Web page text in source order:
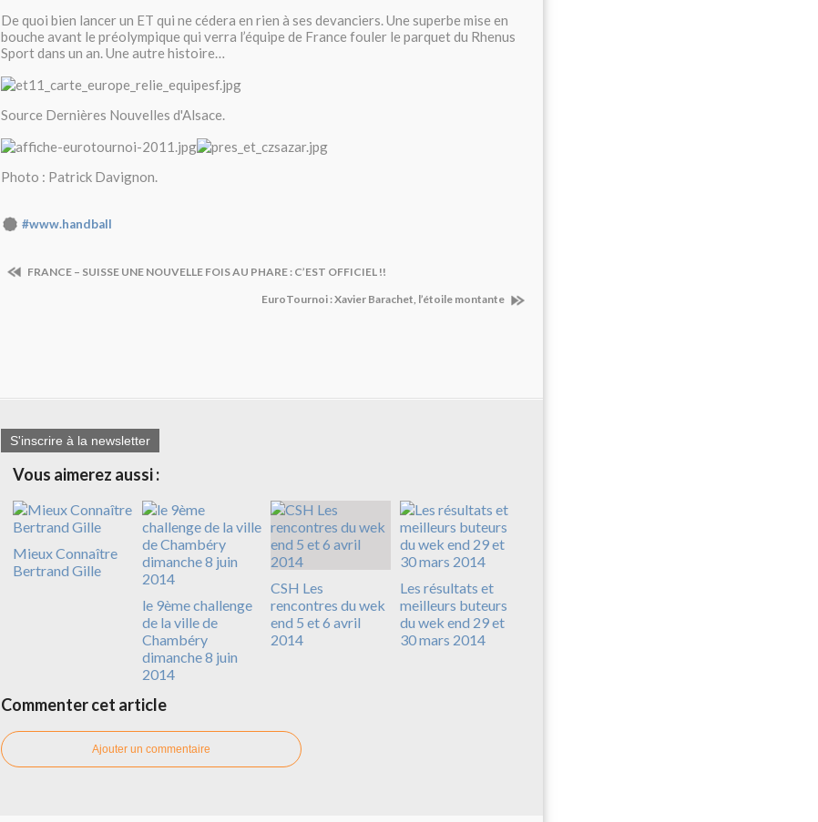
De quoi bien lancer un ET qui ne cédera en rien à ses devanciers. Une superbe mise en
bouche avant le préolympique qui verra l’équipe de France fouler le parquet du Rhenus
Sport dans un an. Une autre histoire…
Source Dernières Nouvelles d'Alsace.
Photo : Patrick Davignon.
#www.handball
FRANCE – SUISSE UNE NOUVELLE FOIS AU PHARE : C’EST OFFICIEL !!
EuroTournoi : Xavier Barachet, l’étoile montante
S'inscrire à la newsletter
Vous aimerez aussi :
Mieux Connaître
Bertrand Gille
le 9ème challenge
de la ville de
Chambéry
dimanche 8 juin
2014
CSH Les
rencontres du wek
end 5 et 6 avril
2014
Les résultats et
meilleurs buteurs
du wek end 29 et
30 mars 2014
Commenter cet article
Ajouter un commentaire